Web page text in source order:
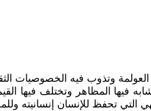
وتذوب فيه الخصوصيات
فيها المظاهر وتختلف فيها
التي تحفظ للإنسان إنسانيته